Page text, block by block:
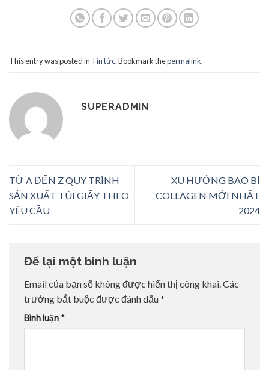
This entry was posted in Tin tức. Bookmark thepermalink.
SUPERADMIN
TỪ A ĐẾN Z QUY TRÌNH
SẢN XUẤT TÚI GIẤY THEO
YÊU CẦU
XU HƯỚNG BAO BÌ
COLLAGEN MỚI NHẤT
2024
Để lại một bình luận
Email của bạn sẽ không được hiển thị công khai. Các
trường bắt buộc được đánh dấu*
Bình luận *